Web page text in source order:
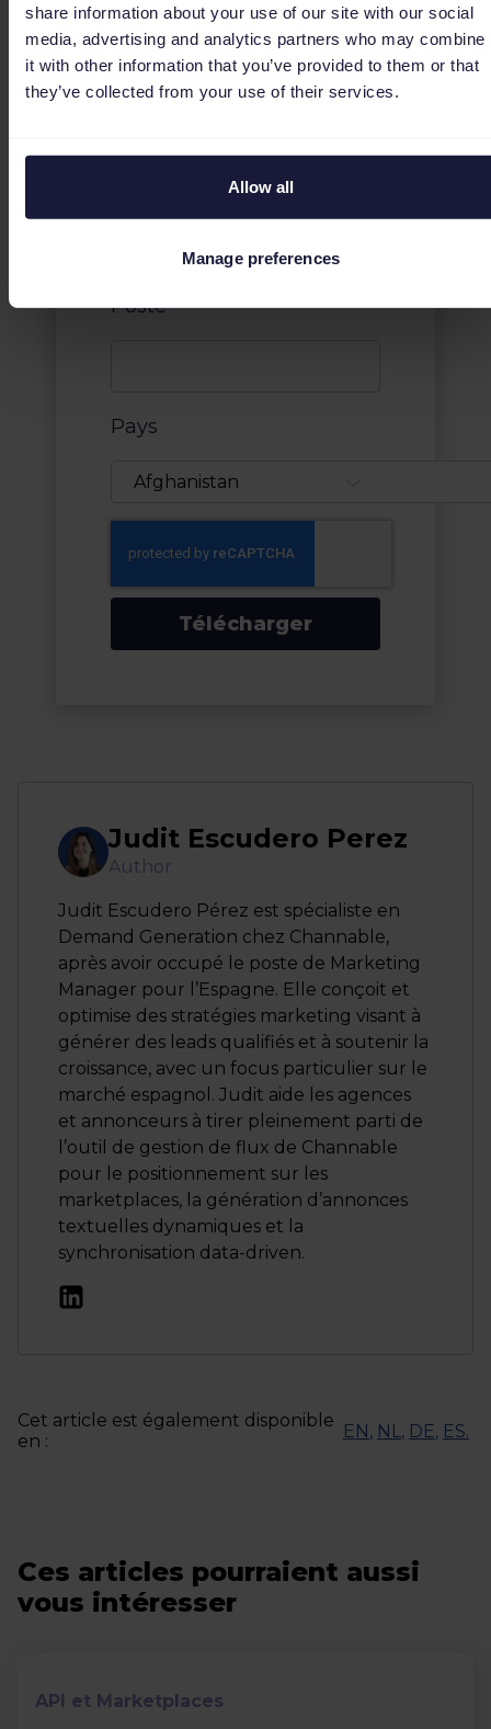
share information about your use of our site with our social
media, advertising and analytics partners who may combine
it with other information that you’ve provided to them or that
they’ve collected from your use of their services.
Allow all
Manage preferences
Adresse e-mail*
Poste*
Pays
Télécharger
Judit Escudero Perez
Author
Judit Escudero Pérez est spécialiste en
Demand Generation chez Channable,
après avoir occupé le poste de Marketing
Manager pour l’Espagne. Elle conçoit et
optimise des stratégies marketing visant à
générer des leads qualifiés et à soutenir la
croissance, avec un focus particulier sur le
marché espagnol. Judit aide les agences
et annonceurs à tirer pleinement parti de
l’outil de gestion de flux de Channable
pour le positionnement sur les
marketplaces, la génération d’annonces
textuelles dynamiques et la
synchronisation data-driven.
Cet article est également disponible
en :
EN, NL , DE, ES.
Ces articles pourraient aussi
vous intéresser
API et Marketplaces